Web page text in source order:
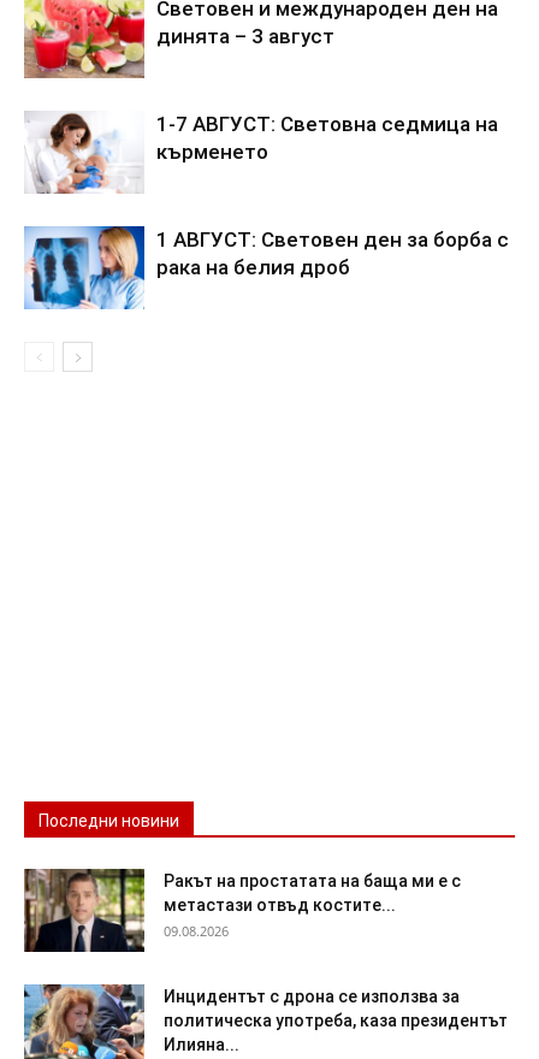
Световен и международен ден на
динята – 3 август
1-7 АВГУСТ: Световна седмица на
кърменето
1 АВГУСТ: Световен ден за борба с
рака на белия дроб
Последни новини
Ракът на простатата на баща ми е с
метастази отвъд костите...
09.08.2026
Инцидентът с дрона се използва за
политическа употреба, каза президентът
Илияна...